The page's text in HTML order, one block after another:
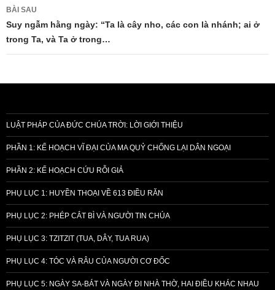
viết
BÀI SAU
Suy ngẫm hằng ngày: “Ta là cây nho, các con là nhánh; ai ở
trong Ta, và Ta ở trong…
LUẬT PHÁP CỦA ĐỨC CHÚA TRỜI: LỜI GIỚI THIỆU
PHẦN 1: KẾ HOẠCH VĨ ĐẠI CỦA MA QUỶ CHỐNG LẠI DÂN NGOẠI
PHẦN 2: KẾ HOẠCH CỨU RỖI GIẢ
PHỤ LỤC 1: HUYỀN THOẠI VỀ 613 ĐIỀU RĂN
PHỤ LỤC 2: PHÉP CẮT BÌ VÀ NGƯỜI TIN CHÚA
PHỤ LỤC 3: TZITZIT (TUA, DÂY, TUA RUA)
PHỤ LỤC 4: TÓC VÀ RÂU CỦA NGƯỜI CƠ ĐỐC
PHỤ LỤC 5: NGÀY SA-BÁT VÀ NGÀY ĐI NHÀ THỜ, HAI ĐIỀU KHÁC NHAU